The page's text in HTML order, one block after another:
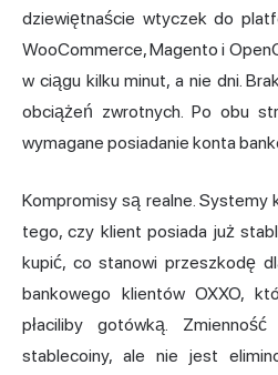
dziewiętnaście wtyczek do
WooCommerce, Magento i
w ciągu kilku minut, a nie dni.
obciążeń zwrotnych. Po obu
wymagane posiadanie konta
Kompromisy są realne.
tego, czy klient posiada już
kupić, co stanowi przeszkodę
bankowego klientów OXXO,
płaciliby gotówką.
stablecoiny, ale nie jest